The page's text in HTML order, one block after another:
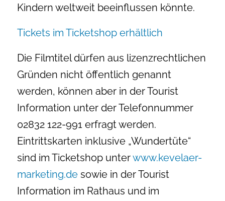
Kindern weltweit beeinflussen könnte.
Tickets im Ticketshop erhältlich
Die Filmtitel dürfen aus lizenzrechtlichen
Gründen nicht öffentlich genannt
werden, können aber in der Tourist
Information unter der Telefonnummer
02832 122-991 erfragt werden.
Eintrittskarten inklusive „Wundertüte“
sind im Ticketshop unterwww.kevelaer-
marketing.desowie in der Tourist
Information im Rathaus und im